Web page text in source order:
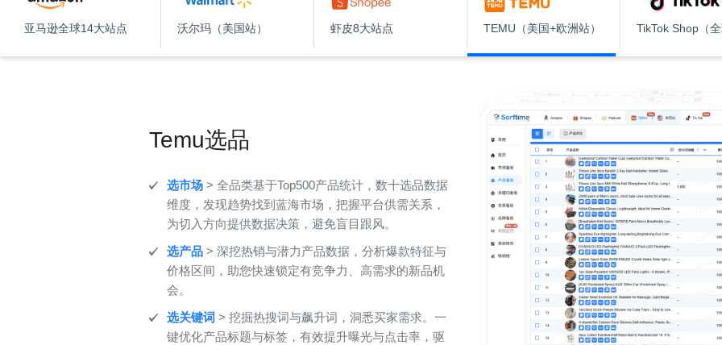
亚马逊全球14大站点 沃尔玛（美国站） 虾皮8大站点 TEMU（美国+欧洲站） TikTok Shop（
Temu选品
选市场 > 全品类基于Top500产品统计，数十选品数据
维度，发现趋势找到蓝海市场，把握平台供需关系，
为切入方向提供数据决策，避免盲目跟风。
选产品 > 深挖热销与潜力产品数据，分析爆款特征与
价格区间，助您快速锁定有竞争力、高需求的新品机
会。
选关键词 > 挖掘热搜词与飙升词，洞悉买家需求。一
键优化产品标题与标签，有效提升曝光与点击率，驱